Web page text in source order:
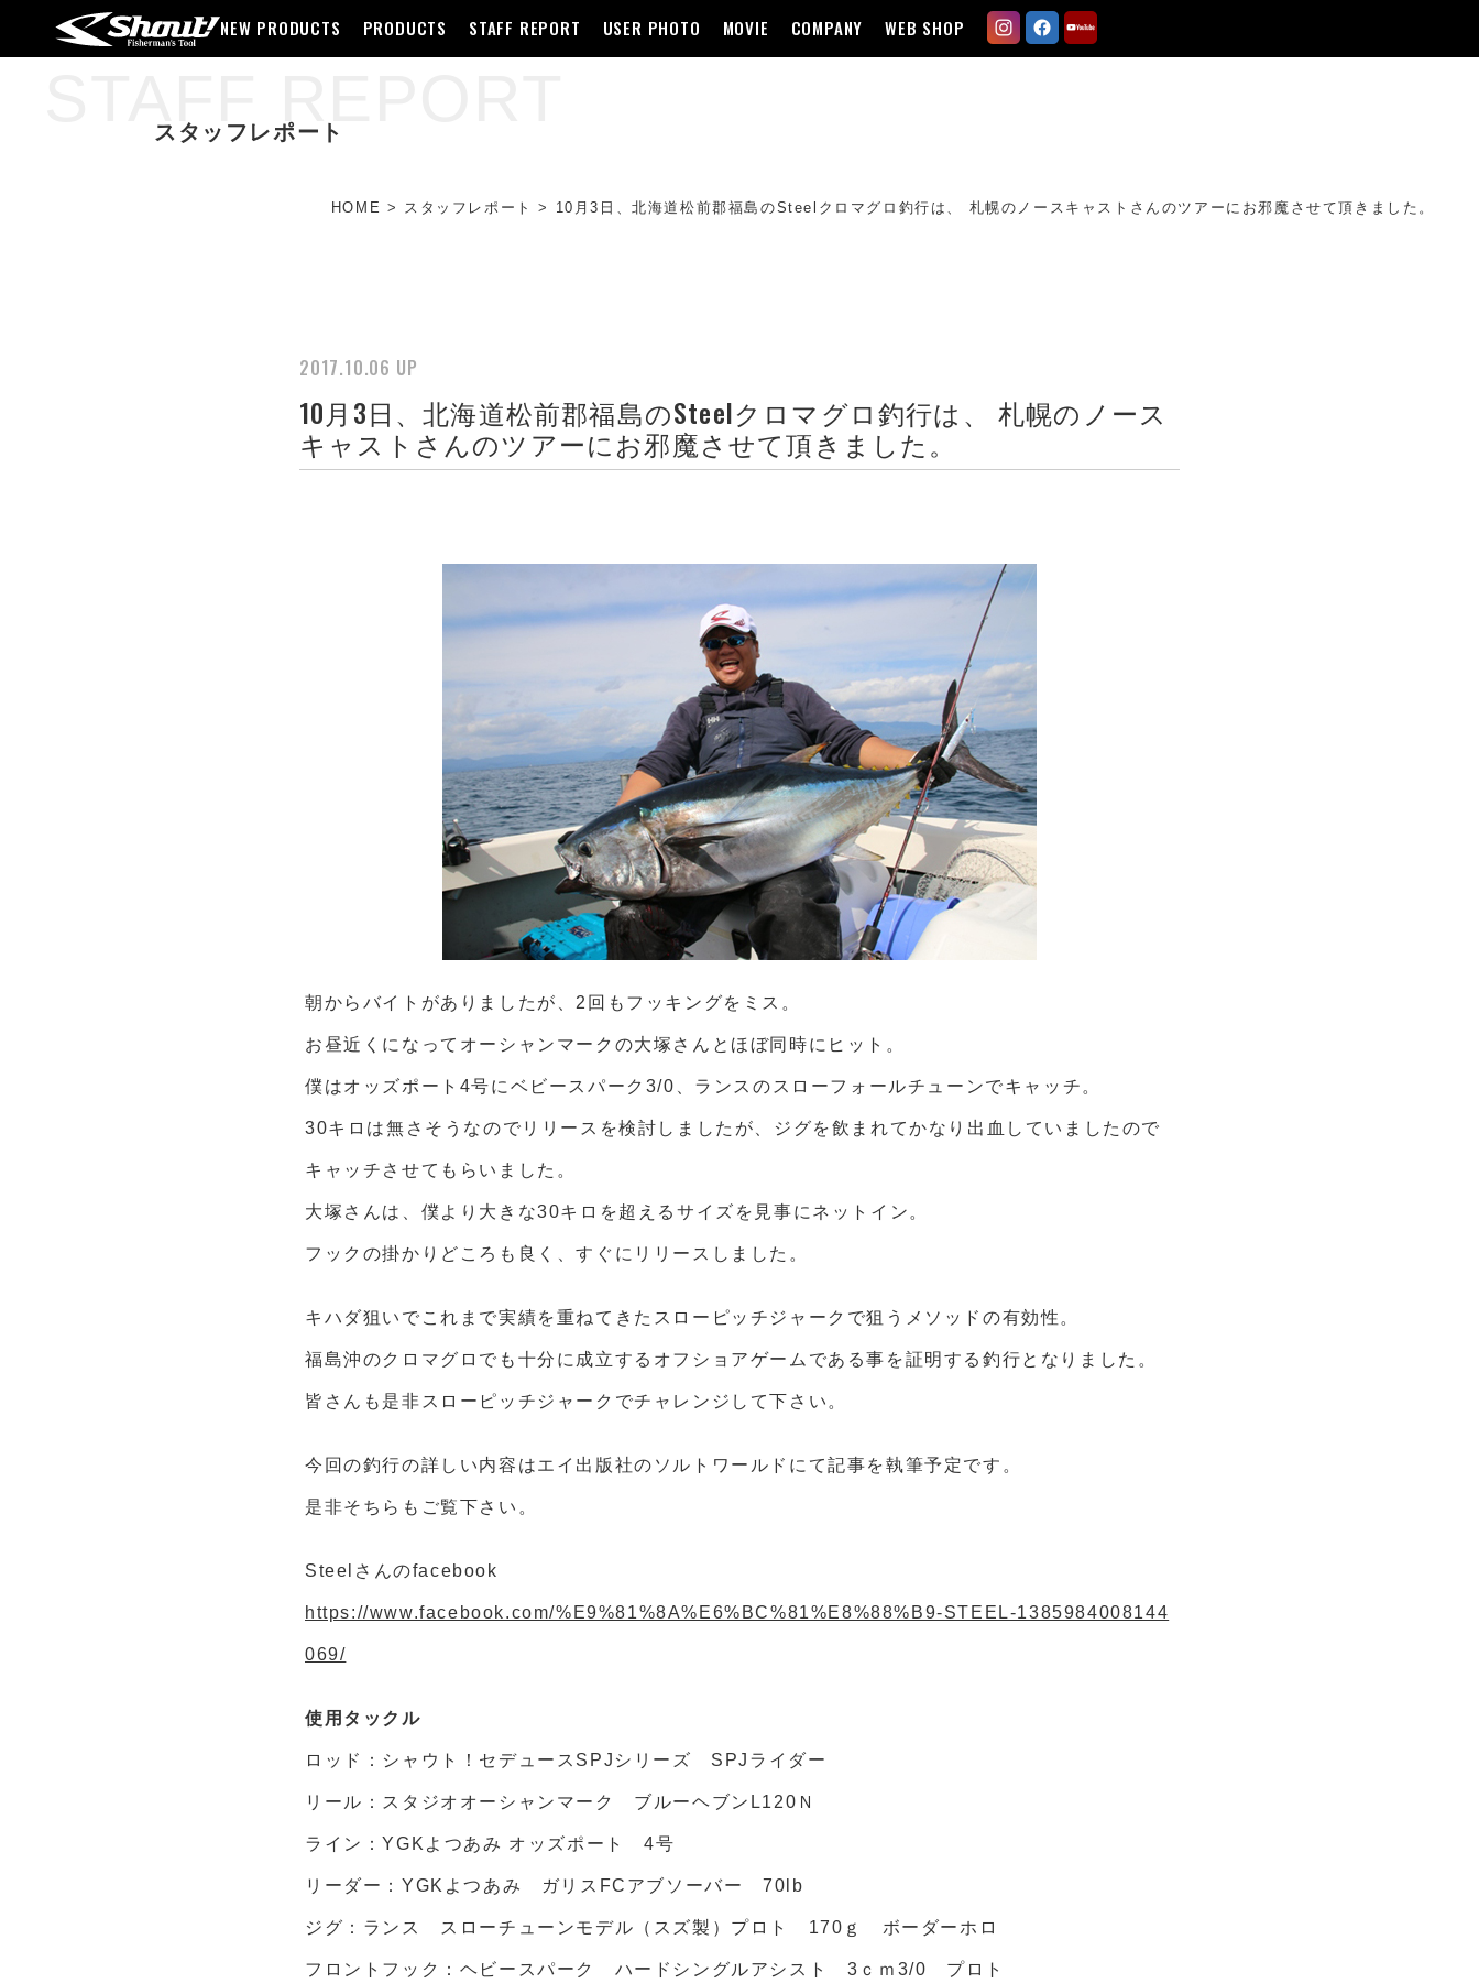
NEW PRODUCTS PRODUCTS STAFF REPORT USER PHOTO MOVIE COMPANY WEB SHOP
スタッフレポート
HOME > スタッフレポート > 10月3日、北海道松前郡福島のSteelクロマグロ釣行は、 札幌のノースキャストさんのツアーにお邪魔させて頂きました。
2017.10.06 UP
10月3日、北海道松前郡福島のSteelクロマグロ釣行は、 札幌のノース
キャストさんのツアーにお邪魔させて頂きました。
朝からバイトがありましたが、2回もフッキングをミス。
お昼近くになってオーシャンマークの大塚さんとほぼ同時にヒット。
僕はオッズポート4号にベビースパーク3/0、ランスのスローフォールチューンでキャッチ。
30キロは無さそうなのでリリースを検討しましたが、ジグを飲まれてかなり出血していましたので
キャッチさせてもらいました。
大塚さんは、僕より大きな30キロを超えるサイズを見事にネットイン。
フックの掛かりどころも良く、すぐにリリースしました。
キハダ狙いでこれまで実績を重ねてきたスローピッチジャークで狙うメソッドの有効性。
福島沖のクロマグロでも十分に成立するオフショアゲームである事を証明する釣行となりました。
皆さんも是非スローピッチジャークでチャレンジして下さい。
今回の釣行の詳しい内容はエイ出版社のソルトワールドにて記事を執筆予定です。
是非そちらもご覧下さい。
Steelさんのfacebook
https://www.facebook.com/%E9%81%8A%E6%BC%81%E8%88%B9-STEEL-1385984008144
069/
使用タックル
ロッド：シャウト！セデュースSPJシリーズ SPJライダー
リール：スタジオオーシャンマーク ブルーヘブンL120Ｎ
ライン：YGKよつあみ オッズポート 4号
リーダー：YGKよつあみ ガリスFCアブソーバー 70lb
ジグ：ランス スローチューンモデル（スズ製）プロト 170ｇ ボーダーホロ
フロントフック：ヘビースパーク ハードシングルアシスト 3ｃｍ3/0 プロト